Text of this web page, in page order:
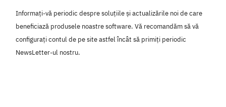
Informați-vă periodic despre soluțiile și actualizările noi de care
beneficiază produsele noastre software. Vă recomandăm să vă
configurați contul de pe site astfel încât să primiți periodic
NewsLetter-ul nostru.